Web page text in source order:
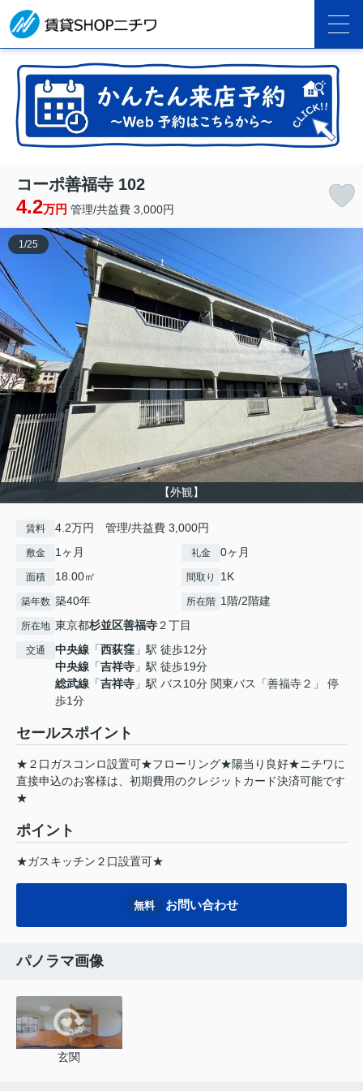
コーポ善福寺 102
4.2万円 管理/共益費 3,000円
【外観】
1/25
賃料 4.2万円 管理/共益費 3,000円
敷金 1ヶ月 礼金 0ヶ月
面積 18.00㎡ 間取り 1K
築年数 築40年 所在階 1階/2階建
所在地 東京都杉並区善福寺２丁目
交通 中央線 「西荻窪 」駅 徒歩12分
中央線 「吉祥寺 」駅 徒歩19分
総武線 「吉祥寺 」駅 バス10分 関東バス「善福寺２」 停
歩1分
セールスポイント
★２口ガスコンロ設置可★フローリング★陽当り良好★ニチワに
直接申込のお客様は、初期費用のクレジットカード決済可能です
★
ポイント
★ガスキッチン２口設置可★
無料 お問い合わせ
パノラマ画像
玄関